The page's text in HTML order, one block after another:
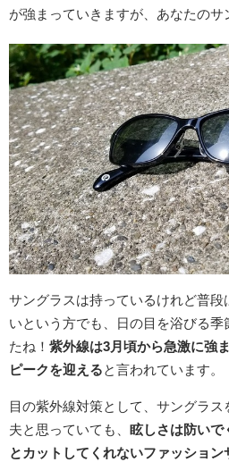
が強まっていきますが、あなたのサ
サングラスは持っているけれど普
いという方でも、日の目を浴びる
たね！ 紫外線は3月頃から急激に強
ピークを迎えると言われています。
目の紫外線対策として、サングラ
夫と思っていても、 眩しさは防いで
とカットしてくれないファッショ